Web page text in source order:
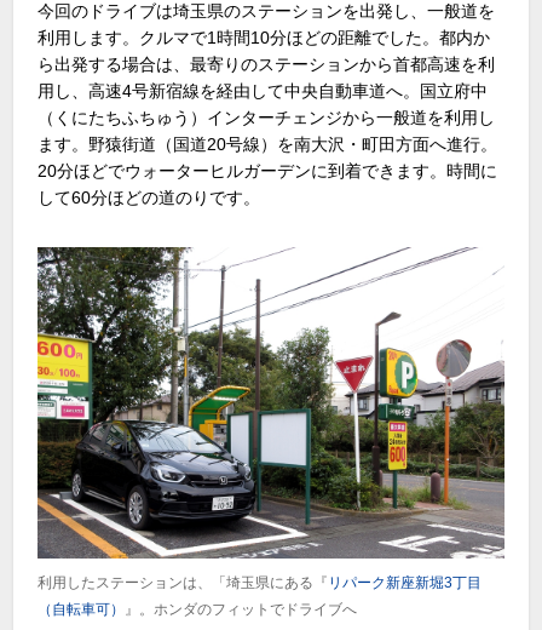
今回のドライブは埼玉県のステーションを出発し、一般道を
利用します。クルマで1時間10分ほどの距離でした。都内か
ら出発する場合は、最寄りのステーションから首都高速を利
用し、高速4号新宿線を経由して中央自動車道へ。国立府中
（くにたちふちゅう）インターチェンジから一般道を利用し
ます。野猿街道（国道20号線）を南大沢・町田方面へ進行。
20分ほどでウォーターヒルガーデンに到着できます。時間に
して60分ほどの道のりです。
利用したステーションは、「埼玉県にある『 リパーク新座新堀3丁目
（自転車可）
』。ホンダのフィットでドライブへ